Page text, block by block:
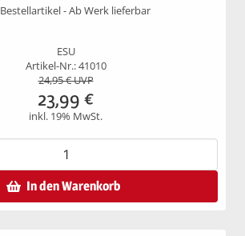
Bestellartikel - Ab Werk lieferbar
ESU
Artikel-Nr.: 41010
24,95€ UVP
23,99 €
inkl. 19% MwSt.
In den Warenkorb